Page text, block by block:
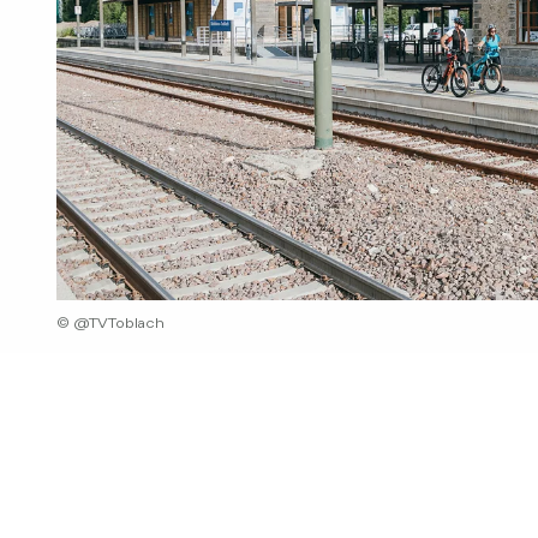
© @TVToblach